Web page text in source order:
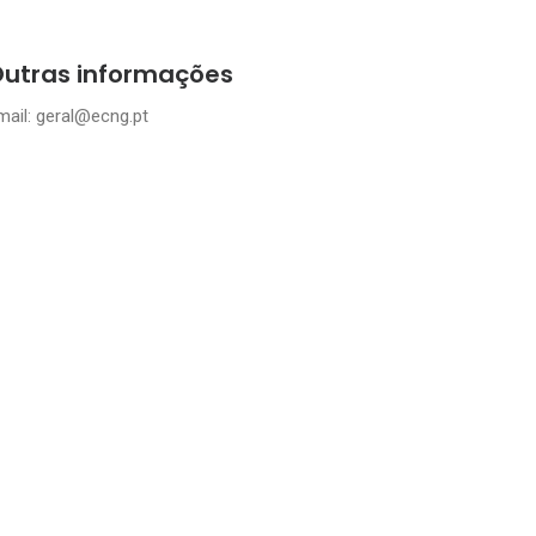
informações
geral@ecng.pt